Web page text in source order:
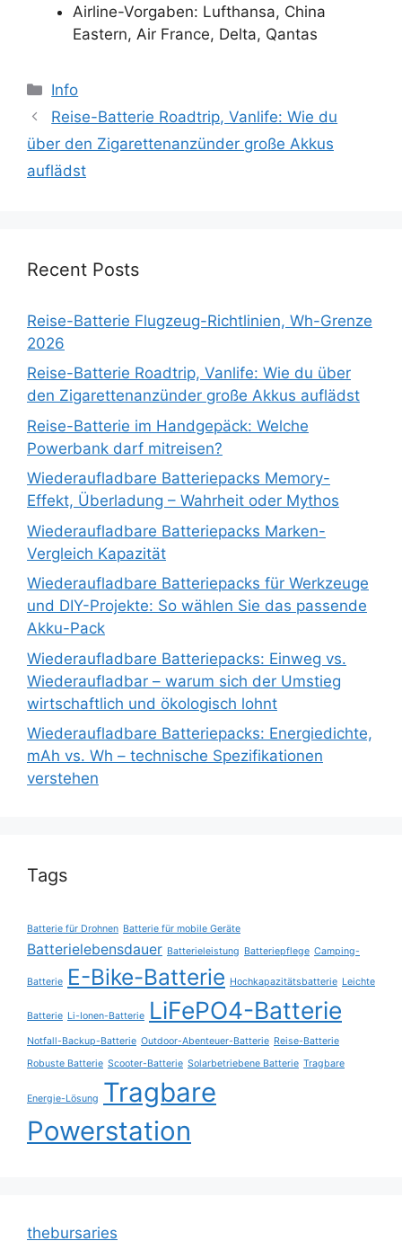
Airline-Vorgaben: Lufthansa, China
Eastern, Air France, Delta, Qantas
Categories
Info
Reise-Batterie Roadtrip, Vanlife: Wie du
über den Zigarettenanzünder große Akkus
auflädst
Recent Posts
Reise-Batterie Flugzeug-Richtlinien, Wh-Grenze
2026
Reise-Batterie Roadtrip, Vanlife: Wie du über
den Zigarettenanzünder große Akkus auflädst
Reise-Batterie im Handgepäck: Welche
Powerbank darf mitreisen?
Wiederaufladbare Batteriepacks Memory-
Effekt, Überladung – Wahrheit oder Mythos
Wiederaufladbare Batteriepacks Marken-
Vergleich Kapazität
Wiederaufladbare Batteriepacks für Werkzeuge
und DIY-Projekte: So wählen Sie das passende
Akku-Pack
Wiederaufladbare Batteriepacks: Einweg vs.
Wiederaufladbar – warum sich der Umstieg
wirtschaftlich und ökologisch lohnt
Wiederaufladbare Batteriepacks: Energiedichte,
mAh vs. Wh – technische Spezifikationen
verstehen
Tags
Batterie für Drohnen Batterie für mobile Geräte
Batterielebensdauer Batterieleistung Batteriepflege Camping-
Batterie E-Bike-Batterie Hochkapazitätsbatterie Leichte
Batterie Li-Ionen-Batterie LiFePO4-Batterie
Notfall-Backup-Batterie Outdoor-Abenteuer-Batterie Reise-Batterie
Robuste Batterie Scooter-Batterie Solarbetriebene Batterie Tragbare
Energie-Lösung Tragbare
Powerstation
thebursaries